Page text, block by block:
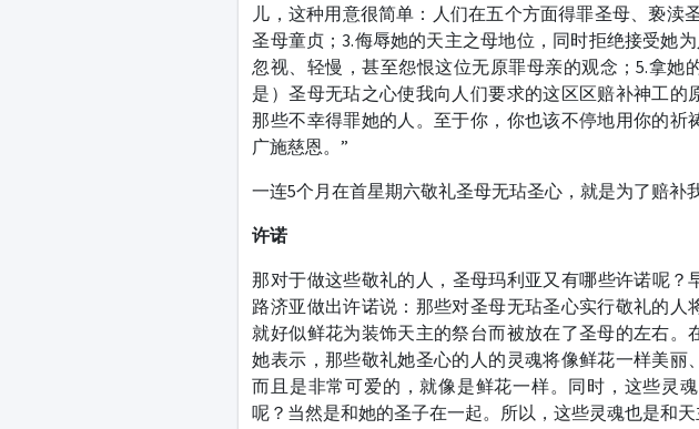
儿，这种用意很简单：人们在五个方面得罪圣母、亵渎
圣母童贞；3.侮辱她的天主之母地位，同时拒绝接受她
忽视、轻慢，甚至怨恨这位无原罪母亲的观念；5.拿她
是）圣母无玷之心使我向人们要求的这区区赔补神工
那些不幸得罪她的人。至于你，你也该不停地用你的
广施慈恩。”
一连5个月在首星期六敬礼圣母无玷圣心，就是为了赔补
许诺
那对于做这些敬礼的人，圣母玛利亚又有哪些许诺呢？
路济亚做出许诺说：那些对圣母无玷圣心实行敬礼的
就好似鲜花为装饰天主的祭台而被放在了圣母的左右。
她表示，那些敬礼她圣心的人的灵魂将像鲜花一样美丽
而且是非常可爱的，就像是鲜花一样。同时，这些灵
呢？当然是和她的圣子在一起。所以，这些灵魂也是和天